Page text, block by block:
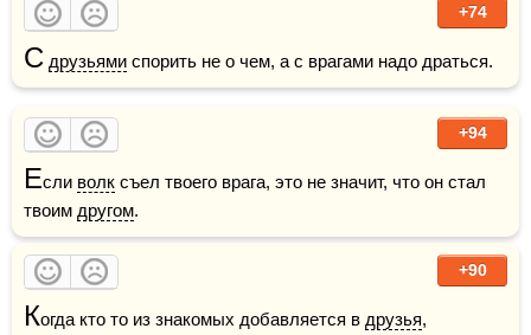
+74
С друзьями спорить не о чем, а с врагами надо драться.
+94
Если волк съел твоего врага, это не значит, что он стал
твоим другом.
+90
Когда кто то из знакомых добавляется в друзья,